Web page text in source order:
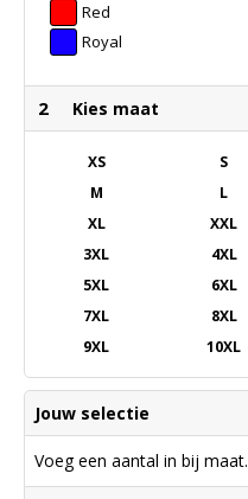
Red
Royal
2 Kies maat
XS
S
M
L
XL
XXL
3XL
4XL
5XL
6XL
7XL
8XL
9XL
10XL
Jouw selectie
Voeg een aantal in bij maat.